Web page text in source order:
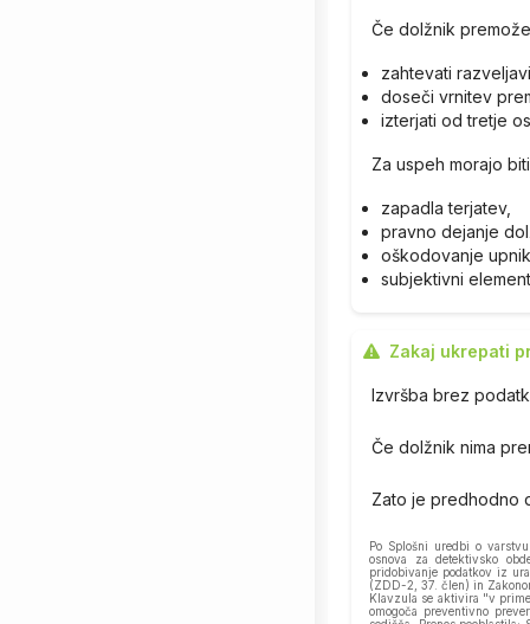
Če dolžnik
zahtevati
doseči vrnitev
izterjati od tretje
Za uspeh morajo
zapadla terjatev,
pravno dejanje
oškodovanje
subjektivni
Zakaj ukrepati
Izvršba brez
Če dolžnik nima
Zato je predhodno
Po Splošni uredbi o
osnova za detektivsko
pridobivanje podatkov iz
(ZDD-2, 37. člen) in
Klavzula se aktivira "v
omogoča preventivno